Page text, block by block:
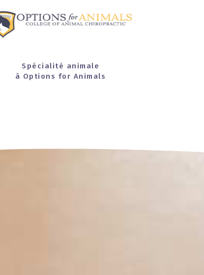
Spécialité animale
à Options for Animals